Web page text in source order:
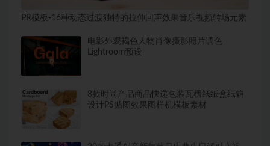
PR模板-16种动态过渡独特的拉伸回声效果音乐视频转场元素
电影外观褐色人物肖像摄影照片调色
Lightroom预设
8款时尚产品商品快递包装瓦楞纸纸盒纸箱
设计PS贴图效果图样机模板素材